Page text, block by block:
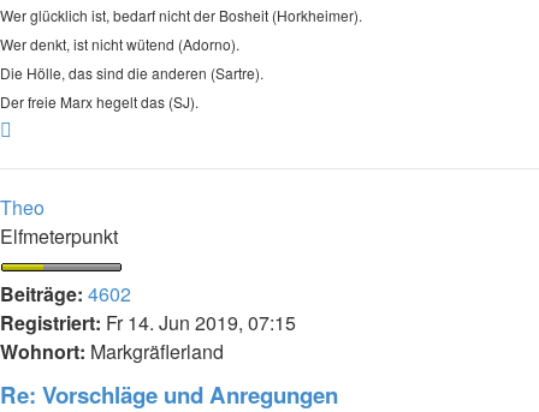
Wer glücklich ist, bedarf nicht der Bosheit (Horkheimer).
Wer denkt, ist nicht wütend (Adorno).
Die Hölle, das sind die anderen (Sartre).
Der freie Marx hegelt das (SJ).
Theo
Elfmeterpunkt
Beiträge: 4602
Registriert: Fr 14. Jun 2019, 07:15
Wohnort: Markgräflerland
Re: Vorschläge und Anregungen